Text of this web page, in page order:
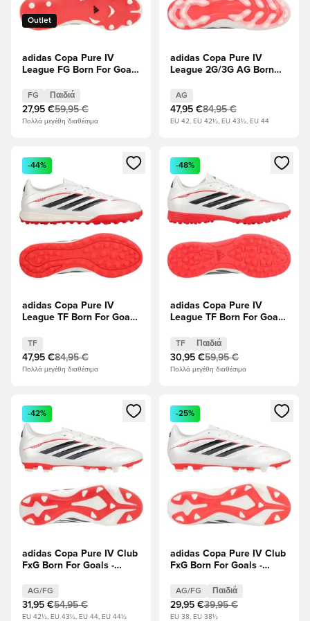
Outlet
adidas Copa Pure IV
League FG Born For Goals
Μηδέν Μεταλλικό/
μαύρο/Διαυγές κόκκινο
Παιδιά
FG Παιδιά
27,95 €59,95 €
Πολλά μεγέθη διαθέσιμα
adidas Copa Pure IV
League 2G/3G AG Born
Λευκά/Μηδέν Μεταλλικό/
μαύρο/Διαυγές κόκκινο
AG
47,95 €84,95 €
EU 42, EU 42½, EU 43½, EU 44
Ανοίγει ένα Modal για να συνδεθείτε ή να εγγραφείτε ως
-44%
adidas Copa Pure IV
League TF Born For Goals
Μηδέν Μεταλλικό/
μαύρο/Διαυγές κόκκινο
TF
47,95 €84,95 €
Πολλά μεγέθη διαθέσιμα
Ανοίγει ένα Modal για να
-48%
adidas Copa Pure IV
League TF Born For Goals
Μηδέν Μεταλλικό/
μαύρο/Διαυγές κόκκινο
Παιδιά
TF Παιδιά
30,95 €59,95 €
Πολλά μεγέθη διαθέσιμα
Ανοίγει ένα Modal για να συνδεθείτε ή να εγγραφείτε ως
-42%
adidas Copa Pure IV Club
FxG Born For Goals -
Μηδέν Μεταλλικό/
μαύρο/Διαυγές κόκκινο
AG/FG
31,95 €54,95 €
EU 42½, EU 43½, EU 44, EU 44½
Ανοίγει ένα Modal για να
-25%
adidas Copa Pure IV Club
FxG Born For Goals -
Μηδέν Μεταλλικό/
μαύρο/Διαυγές κόκκινο
Παιδιά
AG/FG Παιδιά
29,95 €39,95 €
EU 38, EU 38½